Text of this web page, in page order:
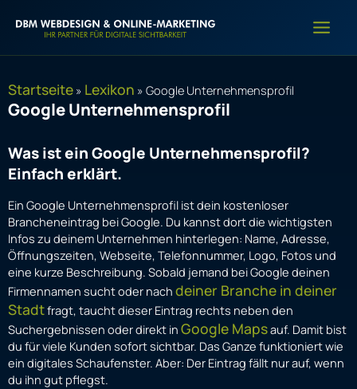
Inhalt
Startseite » Lexikon » Google Unternehmensprofil
Google Unternehmensprofil
Was ist ein Google Unternehmensprofil?
Einfach erklärt.
Ein Google Unternehmensprofil ist dein kostenloser
Brancheneintrag bei Google. Du kannst dort die wichtigsten
Infos zu deinem Unternehmen hinterlegen: Name, Adresse,
Öffnungszeiten, Webseite, Telefonnummer, Logo, Fotos und
eine kurze Beschreibung. Sobald jemand bei Google deinen
Firmennamen sucht oder nach deiner Branche in deiner
Stadtfragt, taucht dieser Eintrag rechts neben den
Suchergebnissen oder direkt in Google Mapsauf. Damit bist
du für viele Kunden sofort sichtbar. Das Ganze funktioniert wie
ein digitales Schaufenster. Aber: Der Eintrag fällt nur auf, wenn
du ihn gut pflegst.